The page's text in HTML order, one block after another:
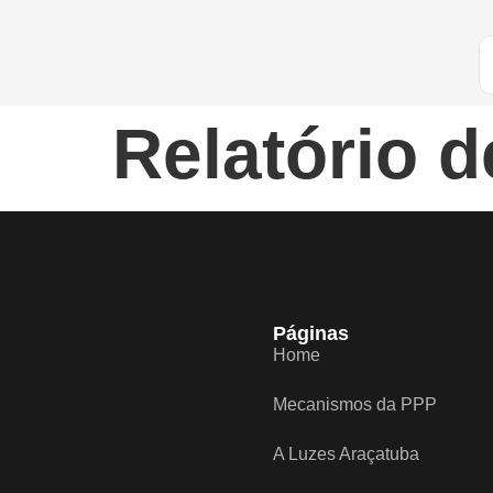
Relatório
Páginas
Home
Mecanismos da PPP
A Luzes Araçatuba